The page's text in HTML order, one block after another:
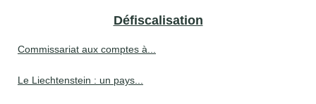
Défiscalisation
Commissariat aux comptes à...
Le Liechtenstein : un pays...